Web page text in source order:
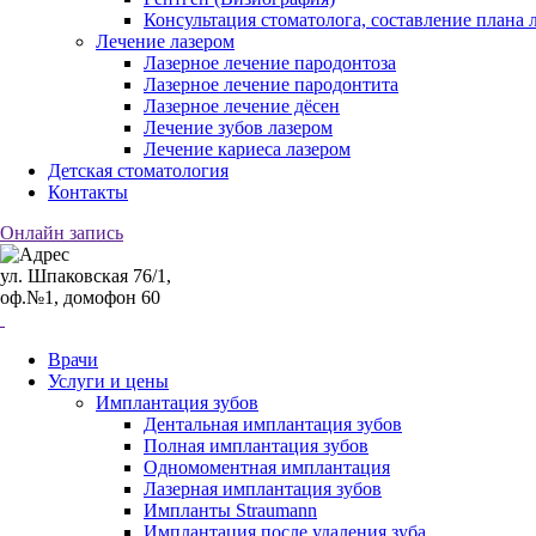
Консультация стоматолога, составление плана
Лечение лазером
Лазерное лечение пародонтоза
Лазерное лечение пародонтита
Лазерное лечение дёсен
Лечение зубов лазером
Лечение кариеса лазером
Детская стоматология
Контакты
Онлайн запись
ул. Шпаковская 76/1,
оф.№1, домофон 60
Врачи
Услуги и цены
Имплантация зубов
Дентальная имплантация зубов
Полная имплантация зубов
Одномоментная имплантация
Лазерная имплантация зубов
Импланты Straumann
Имплантация после удаления зуба